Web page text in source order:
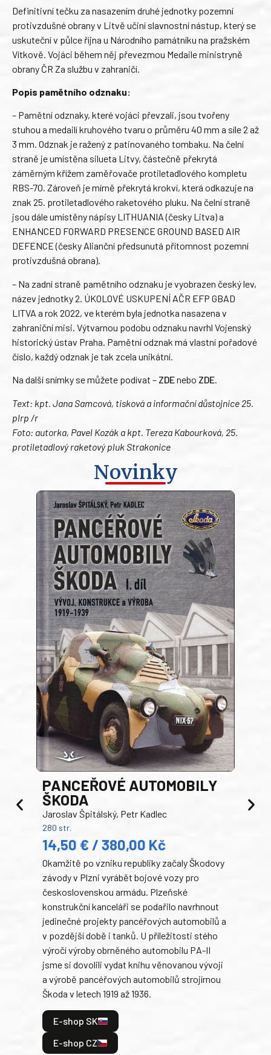
Definitivní tečku za nasazením druhé jednotky pozemní
protivzdušné obrany v Litvě učiní slavnostní nástup, který se
uskuteční v půlce října u Národního památníku na pražském
Vítkově. Vojáci během něj převezmou Medaile ministryně
obrany ČR Za službu v zahraničí.
Popis pamětního odznaku:
– Pamětní odznaky, které vojáci převzali, jsou tvořeny
stuhou a medailí kruhového tvaru o průměru 40 mm a síle 2 až
3 mm. Odznak je ražený z patinovaného tombaku. Na čelní
straně je umístěna silueta Litvy, částečně překrytá
záměrným křížem zaměřovače protiletadlového kompletu
RBS-70. Zároveň je mírně překrytá krokví, která odkazuje na
znak 25. protiletadlového raketového pluku. Na čelní straně
jsou dále umístěny nápisy LITHUANIA (česky Litva) a
ENHANCED FORWARD PRESENCE GROUND BASED AIR
DEFENCE (česky Alianční předsunutá přítomnost pozemní
protivzdušná obrana).
– Na zadní straně pamětního odznaku je vyobrazen český lev,
název jednotky 2. ÚKOLOVÉ USKUPENÍ AČR EFP GBAD
LITVA a rok 2022, ve kterém byla jednotka nasazena v
zahraniční misi. Výtvarnou podobu odznaku navrhl Vojenský
historický ústav Praha. Pamětní odznak má vlastní pořadové
číslo, každý odznak je tak zcela unikátní.
Na další snímky se můžete podívat – ZDEnebo ZDE.
Text: kpt. Jana Samcová, tisková a informační důstojnice 25.
plrp /r
Foto: autorka, Pavel Kozák a kpt. Tereza Kabourková, 25.
protiletadlový raketový pluk Strakonice
Novinky
PANCEŘOVÉ AUTOMOBILY
ŠKODA
Jaroslav Špitálský, Petr Kadlec
280 str.
14,50 € / 380,00 Kč
Okamžitě po vzniku republiky začaly Škodovy
závody v Plzni vyrábět bojové vozy pro
československou armádu. Plzeňské
konstrukční kanceláři se podařilo navrhnout
jedinečné projekty pancéřových automobilů a
v pozdější době i tanků. U příležitosti stého
výročí výroby obrněného automobilu PA-II
jsme si dovolili vydat knihu věnovanou vývoji
a výrobě pancéřových automobilů strojírnou
Škoda v letech 1919 až 1936.
E-shop SK
E-shop CZ